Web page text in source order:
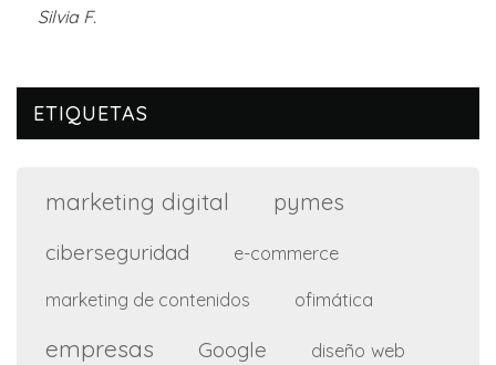
Silvia F.
ETIQUETAS
marketing digital pymes
ciberseguridad e-commerce
marketing de contenidos ofimática
empresas Google diseño web